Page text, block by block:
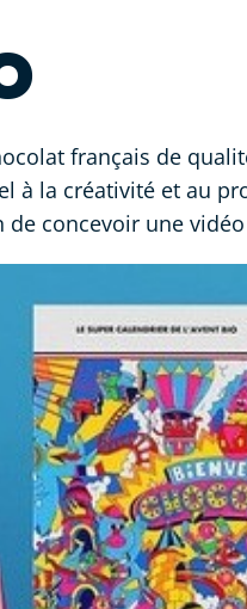
français de
à la créativité et au
concevoir une